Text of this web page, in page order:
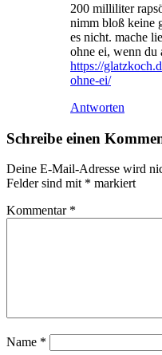
200 milliliter
nimm bloß keine
es nicht. mache
ohne ei, wenn du
https://
ohne-ei/
Antworten
Schreibe einen
Deine E-Mail-Adresse wird
Felder sind mit * markiert
Kommentar *
Name *